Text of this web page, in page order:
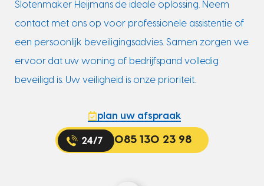
Slotenmaker Heijmans de ideale oplossing. Neem
contact met ons op voor professionele assistentie of
een persoonlijk beveiligingsadvies. Samen zorgen we
ervoor dat uw woning of bedrijfspand volledig
beveiligd is. Uw veiligheid is onze prioriteit.
plan uw afspraak
085 130 23 98